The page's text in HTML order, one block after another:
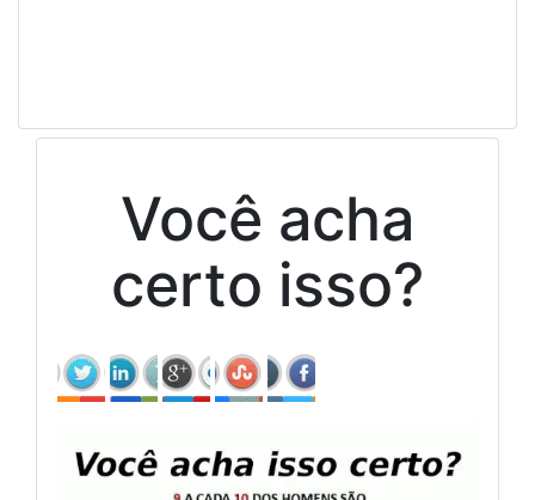
Você acha
certo isso?